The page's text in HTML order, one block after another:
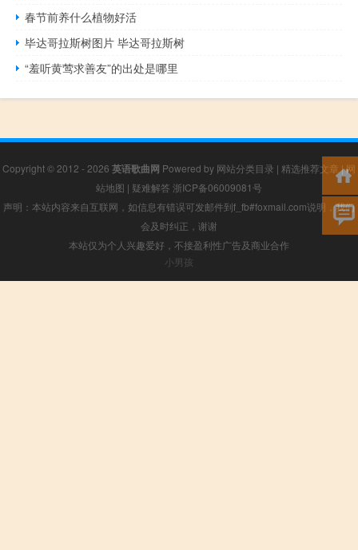
春节前养什么植物好活
毕达哥拉斯树图片 毕达哥拉斯树
“羞听黄莺求善友”的出处是哪里
Copyright © 2012 - 2026 英语歌曲网 Powered by 网站分类目录 | 精选推荐文章 |网
站地图 | 疑难解答 浙ICP备06009081号
声明：本站内容来自互联网，如信息有错误可发邮件到f_fb#foxmail.com说明，我们
会及时纠正，谢谢
本站仅为个人兴趣爱好，不接盈利性广告及商业合作
小男孩